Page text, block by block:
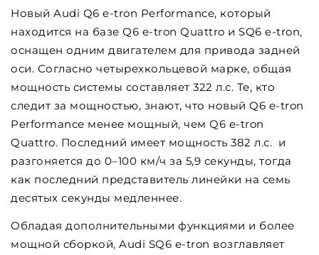
Новый Audi Q6 e-tron Performance, который
находится на базе Q6 e-tron Quattro и SQ6 e-tron,
оснащен одним двигателем для привода задней
оси. Согласно четырехкольцевой марке, общая
мощность системы составляет 322 л.с. Те, кто
следит за мощностью, знают, что новый Q6 e-tron
Performance менее мощный, чем Q6 e-tron
Quattro. Последний имеет мощность 382 л.с. и
разгоняется до 0–100 км/ч за 5,9 секунды, тогда
как последний представитель линейки на семь
десятых секунды медленнее.
Обладая дополнительными функциями и более
мощной сборкой, Audi SQ6 e-tron возглавляет